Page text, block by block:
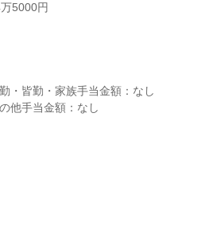
5000円
・皆勤・家族手当金額：なし
他手当金額：なし